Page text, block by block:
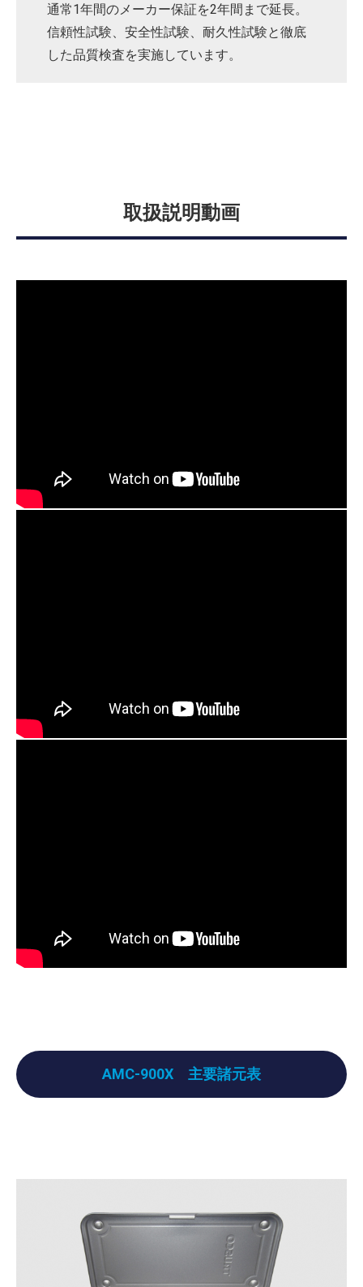
通常1年間のメーカー保証を2年間まで延長。
信頼性試験、安全性試験、耐久性試験と徹底
した品質検査を実施しています。
取扱説明動画
AMC-900X 主要諸元表